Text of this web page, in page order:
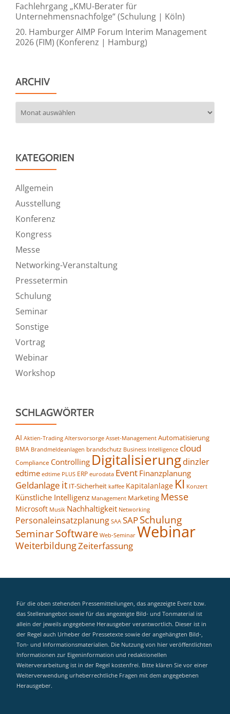
Fachlehrgang „KMU-Berater für
Unternehmensnachfolge“ (Schulung | Köln)
20. Hamburger AIMP Forum Interim Management
2026 (FIM) (Konferenz | Hamburg)
ARCHIV
KATEGORIEN
Allgemein
Ausstellung
Konferenz
Kongress
Messe
Networking-Veranstaltung
Pressetermin
Schulung
Seminar
Sonstige
Vortrag
Webinar
Workshop
SCHLAGWÖRTER
AI Aktien-Trading Altersvorsorge Asset-Management Automatisierung
BMA Brandmeldeanlagen brandschutz Business Intelligence cloud
Compliance Controlling Digitalisierungdinzler
edtime edtime PLUS ERP eurodata Event Finanzplanung
Geldanlage it IT-Sicherheit kaffee Kapitalanlage KI Konzert
Künstliche Intelligenz Management Marketing Messe
Microsoft Musik Nachhaltigkeit Networking
Personaleinsatzplanung SAA SAPSchulung
SeminarSoftware Web-Seminar Webinar
WeiterbildungZeiterfassung
Für die oben stehenden Pressemitteilungen, das angezeigte Event bzw.
das Stellenangebot sowie für das angezeigte Bild- und Tonmaterial ist
allein der jeweils angegebene Herausgeber verantwortlich. Dieser ist in
der Regel auch Urheber der Pressetexte sowie der angehängten Bild-,
Ton- und Informationsmaterialien. Die Nutzung von hier veröffentlichten
Informationen zur Eigeninformation und redaktionellen
Weiterverarbeitung ist in der Regel kostenfrei. Bitte klären Sie vor einer
Weiterverwendung urheberrechtliche Fragen mit dem angegebenen
Herausgeber.